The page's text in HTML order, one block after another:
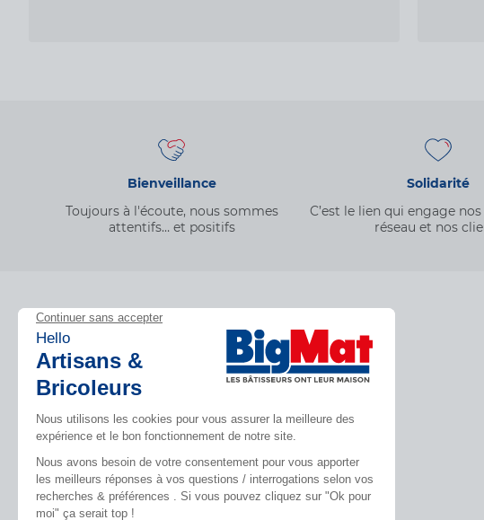
Bienveillance
Toujours à l'écoute, nous sommes
attentifs… et positifs
Solidarité
C’est le lien qui engage
réseau et nos
Découvrez BigMat
Qui sommes nous ?
Devenez adhérent
Les services BigMat
Nos engagements RSE – BigMat
Inspirez-vous
Tendances
Nos catalogues
Rencontres